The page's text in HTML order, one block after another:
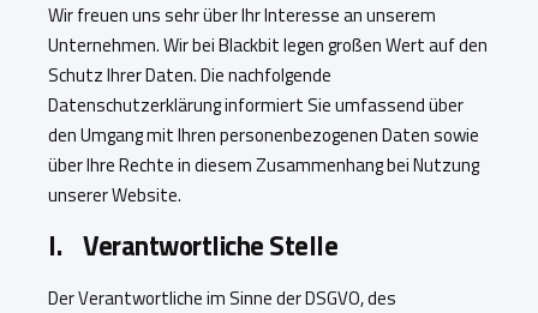
Wir freuen uns sehr über Ihr Interesse an unserem
Unternehmen. Wir bei Blackbit legen großen Wert auf den
Schutz Ihrer Daten. Die nachfolgende
Datenschutzerklärung informiert Sie umfassend über
den Umgang mit Ihren personenbezogenen Daten sowie
über Ihre Rechte in diesem Zusammenhang bei Nutzung
unserer Website.
I. Verantwortliche Stelle
Der Verantwortliche im Sinne der DSGVO, des